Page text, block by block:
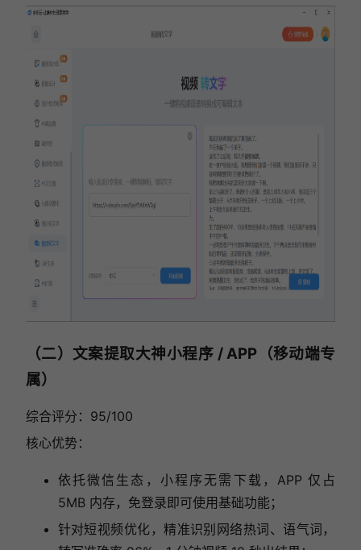
（二）文案提取大神小程序 / APP（移动端专
属）
综合评分：95/100
核心优势：
依托微信生态，小程序无需下载，APP 仅占
5MB 内存，免登录即可使用基础功能；
针对短视频优化，精准识别网络热词、语气词，